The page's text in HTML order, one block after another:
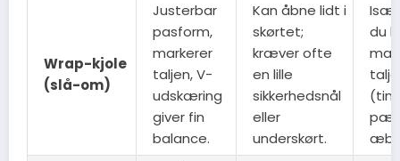
Wrap-kjole
(slå-om)
Justerbar
pasform,
markerer
taljen, V-
udskæring
giver fin
balance.
Kan åbne lidt i
skørtet;
kræver ofte
en lille
sikkerhedsnål
eller
underskørt.
Især
du
talje